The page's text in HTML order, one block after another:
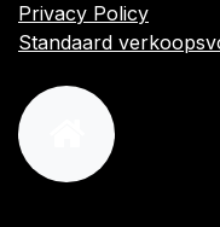
Privacy Policy
Standaard